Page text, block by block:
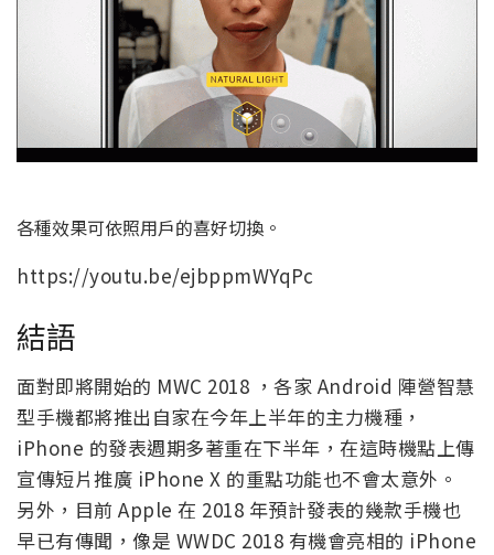
各種效果可依照用戶的喜好切換。
https://youtu.be/ejbppmWYqPc
結語
面對即將開始的 MWC 2018 ，各家 Android 陣營智慧
型手機都將推出自家在今年上半年的主力機種，
iPhone 的發表週期多著重在下半年，在這時機點上傳
宣傳短片推廣 iPhone X 的重點功能也不會太意外。
另外，目前 Apple 在 2018 年預計發表的幾款手機也
早已有傳聞，像是 WWDC 2018 有機會亮相的 iPhone